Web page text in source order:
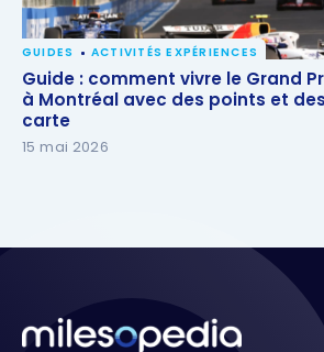
Guide : comment vivre le Grand
Montréal avec des points et des
carte
GUIDES ACTIVITÉS EXPÉRIENCES
Guide : comment vivre le Grand
à Montréal avec des points et
carte
15 mai 2026